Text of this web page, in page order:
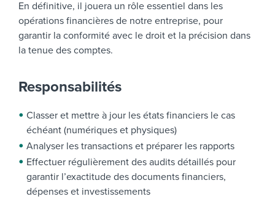
En définitive, il jouera un rôle essentiel dans les
opérations financières de notre entreprise, pour
garantir la conformité avec le droit et la précision dans
la tenue des comptes.
Responsabilités
Classer et mettre à jour les états financiers le cas
échéant (numériques et physiques)
Analyser les transactions et préparer les rapports
Effectuer régulièrement des audits détaillés pour
garantir l’exactitude des documents financiers,
dépenses et investissements